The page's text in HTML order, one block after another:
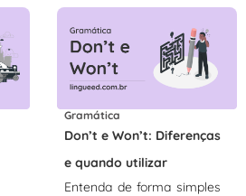
Gramática
Don’t e Won’t: Diferenças
e quando utilizar
Entenda de forma simples